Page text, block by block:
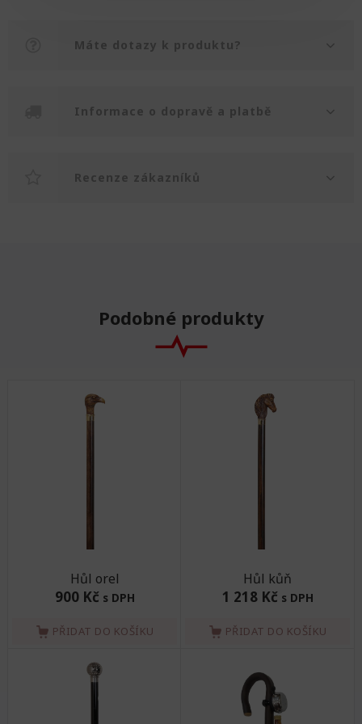
Máte dotazy k produktu?
Informace o dopravě a platbě
Recenze zákazníků
Podobné produkty
Hůl orel
900 Kč s DPH
PŘIDAT DO KOŠÍKU
Hůl kůň
1 218 Kč s DPH
PŘIDAT DO KOŠÍKU